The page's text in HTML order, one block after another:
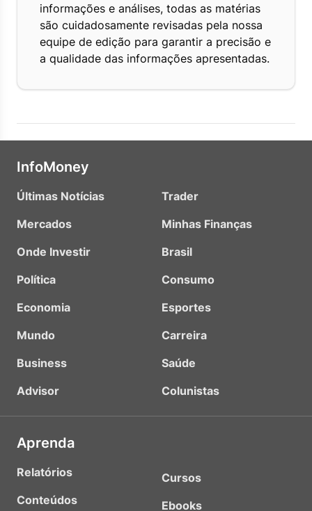
informações e análises, todas as matérias
são cuidadosamente revisadas pela nossa
equipe de edição para garantir a precisão e
a qualidade das informações apresentadas.
InfoMoney
Últimas Notícias
Mercados
Onde Investir
Política
Economia
Mundo
Business
Advisor
Trader
Minhas Finanças
Brasil
Consumo
Esportes
Carreira
Saúde
Colunistas
Aprenda
Relatórios
Conteúdos
Cursos
Ebooks